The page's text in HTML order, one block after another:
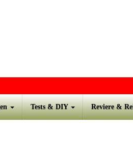
Tests & DIY Reviere &